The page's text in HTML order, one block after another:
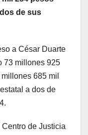
de sus
a César Duarte
73 millones 925
685 mil
a dos de
de Justicia